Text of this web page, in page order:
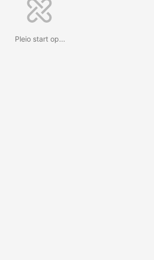
Pleio start op...